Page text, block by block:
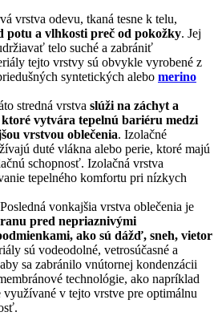
vrstva odevu, tkaná tesne k telu,
potu a vlhkosti preč od pokožky. Jej
telo suché a zabrániť
tejto vrstvy sú obvykle vyrobené z
syntetických alebo merino
stredná vrstva slúži na záchyt a
vytvára tepelnú bariéru medzi
vrstvou oblečenia. Izolačné
duté vlákna alebo perie, ktoré majú
schopnosť. Izolačná vrstva
tepelného komfortu pri nízkych
vonkajšia vrstva oblečenia je
pred nepriaznivými
ako sú dážď, sneh, vietor
sú vodeodolné, vetrosúčasné a
sa zabránilo vnútornej kondenzácii
technológie, ako napríklad
využívané v tejto vrstve pre optimálnu